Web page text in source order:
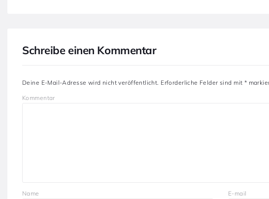
Schreibe einen Kommentar
Deine E-Mail-Adresse wird nicht veröffentlicht. Erforderliche Felder sind mit *
Kommentar
Name E-mail